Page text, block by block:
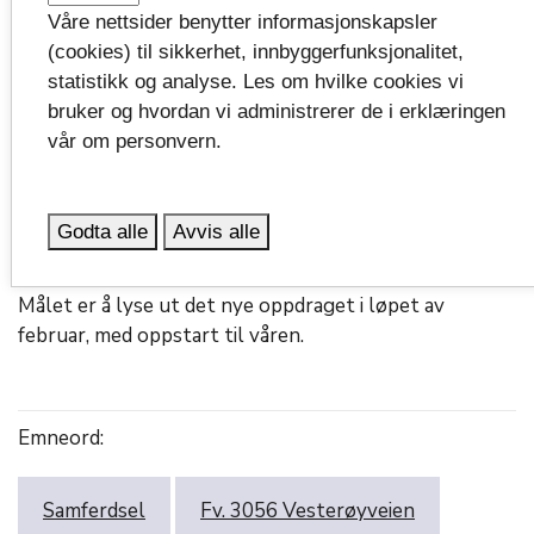
veien graves vekk. Dermed må det altså planlegges en
ny byggemåte.
Fremdeles høyt prioritert
prosjektet stoppes. Planleggingen og prosjekteringen
av en ny løsning pågår for fullt, og det er fremdeles et
Målet er å lyse ut det nye oppdraget i løpet av
februar, med oppstart til våren.
Emneord:
Samferdsel Fv. 3056 Vesterøyveien
Våre nettsider benytter informasjonskapsler
(cookies) til sikkerhet, innbyggerfunksjonalitet,
statistikk og analyse. Les om hvilke cookies vi
bruker og hvordan vi administrerer de i erklæringen
vår om personvern.
Godta alle Avvis alle